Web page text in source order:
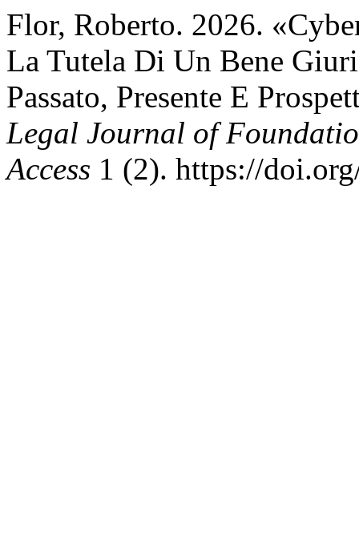
Flor, Roberto. 2026.
La Tutela Di Un Bene
Passato, Presente E
Legal Journal of
Access 1 (2). https://